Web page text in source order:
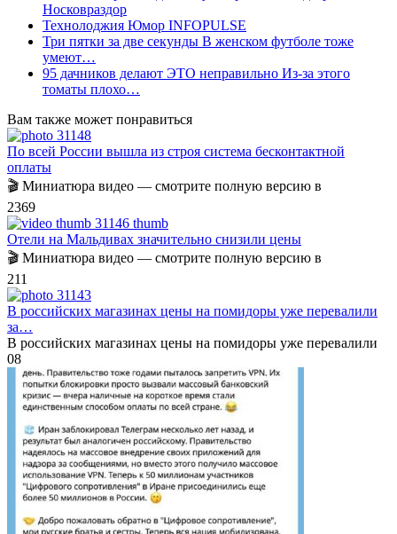
Носковраздор
Технолоджия Юмор INFOPULSE
Три пятки за две секунды В женском футболе тоже
умеют…
95 дачников делают ЭТО неправильно Из-за этого
томаты плохо…
Вам также может понравиться
По всей России вышла из строя система бесконтактной
оплаты
🎬 Миниатюра видео — смотрите полную версию в
2369
Отели на Мальдивах значительно снизили цены
🎬 Миниатюра видео — смотрите полную версию в
211
В российских магазинах цены на помидоры уже перевалили
за…
В российских магазинах цены на помидоры уже перевалили
08